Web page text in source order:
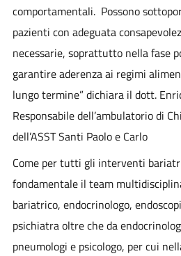
comportamentali. Possono
pazienti con adeguata
necessarie, soprattutto nella fase
garantire aderenza ai regimi
lungo termine” dichiara il dott.
Responsabile dell’ambulatorio di
dell’ASST Santi Paolo e Carlo
Come per tutti gli interventi
fondamentale il team
bariatrico, endocrinologo,
psichiatra oltre che da
pneumologi e psicologo, per cui